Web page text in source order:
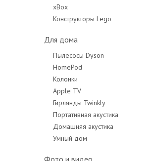
xBox
Конструкторы Lego
Для дома
Пылесосы Dyson
HomePod
Колонки
Apple TV
Гирлянды Twinkly
Портативная акустика
Домашняя акустика
Умный дом
Фото и видео